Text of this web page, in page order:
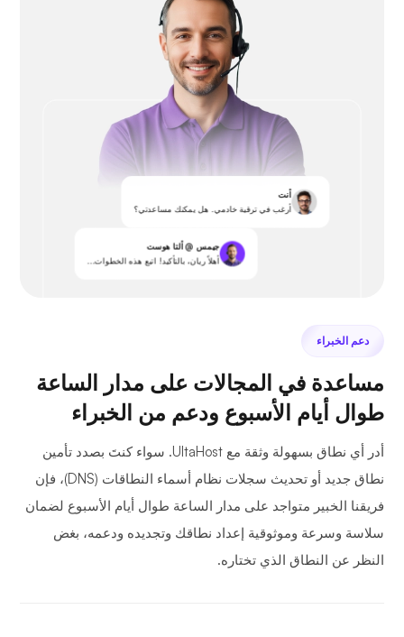
أنت
أرغب في ترقية خادمي. هل يمكنك مساعدتي؟
جيمس @ ألتا هوست
أهلاً ريان، بالتأكيد! اتبع هذه الخطوات...
دعم الخبراء
مساعدة في المجالات على مدار الساعة
طوال أيام الأسبوع ودعم من الخبراء
أدر أي نطاق بسهولة وثقة مع UltaHost. سواء كنتَ بصدد تأمين
نطاق جديد أو تحديث سجلات نظام أسماء النطاقات (DNS)، فإن
فريقنا الخبير متواجد على مدار الساعة طوال أيام الأسبوع لضمان
سلاسة وسرعة وموثوقية إعداد نطاقك وتجديده ودعمه، بغض
النظر عن النطاق الذي تختاره.